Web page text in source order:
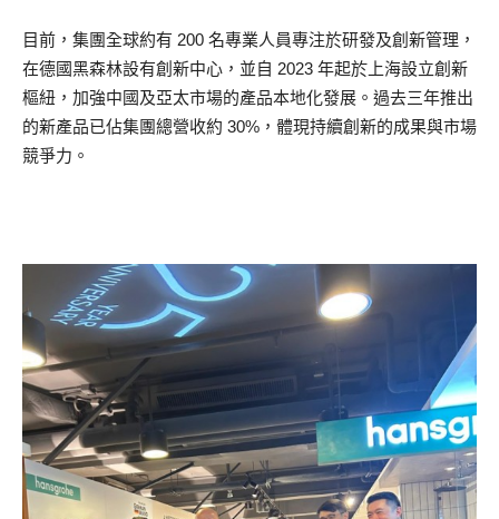
目前，集團全球約有 200 名專業人員專注於研發及創新管理，
在德國黑森林設有創新中心，並自 2023 年起於上海設立創新
樞紐，加強中國及亞太市場的產品本地化發展。過去三年推出
的新產品已佔集團總營收約 30%，體現持續創新的成果與市場
競爭力。